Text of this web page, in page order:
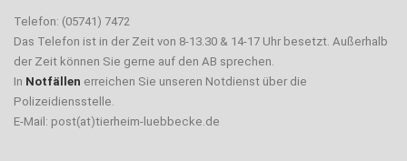
Telefon: (05741) 7472
Das Telefon ist in der Zeit von 8-13.30 & 14-17 Uhr besetzt. Außerhalb
der Zeit können Sie gerne auf den AB sprechen.
In Notfällen erreichen Sie unseren Notdienst über die
Polizeidiensstelle.
E-Mail: post(at)tierheim-luebbecke.de